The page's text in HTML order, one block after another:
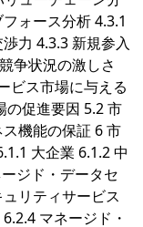
ォース分析 4.3.1
力 4.3.3 新規参入
争状況の激しさ
ビス市場に与える
の促進要因 5.2 市
機能の保証 6 市
大企業 6.1.2 中
ジド・データセ
リティサービス
マネージド・